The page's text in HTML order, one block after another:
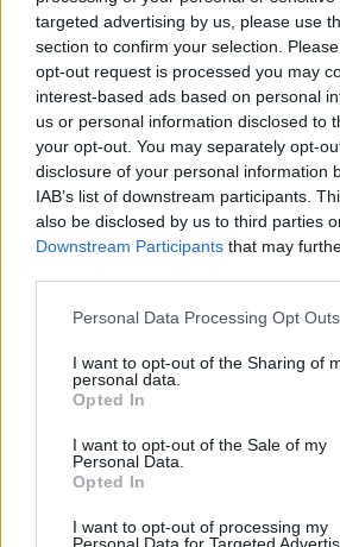
targeted advertising by us, please use
section to confirm your selection.
opt-out request is processed you may
interest-based ads based on personal
us or personal information disclosed to
your opt-out. You may separately opt-
disclosure of your personal information
IAB’s list of downstream participants.
also be disclosed by us to third parties
Downstream Participants that may
Personal Data Processing Opt Outs
I want to opt-out of the Sharing of
personal data.
Opted In
I want to opt-out of the Sale of my
Personal Data.
Opted In
I want to opt-out of processing my
Personal Data for Targeted
PARAPOLITIKA NEWSROOM
Άννα Φλωρινιώτη: Η
φωτογραφία μέσα από το
τον Νίκο Φλωρινιώτη
Εγγραφή στο
Αποδέχομαι τους
και την πολιτική